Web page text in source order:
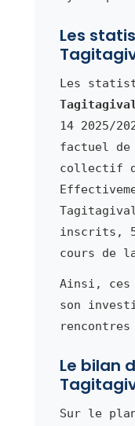
Les
Les
14 2025/
factuel de
collectif
inscrits, 5
cours de
Ainsi,
son
rencontres
Le bilan
Sur le